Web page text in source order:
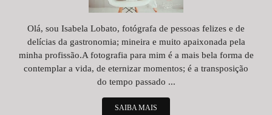
Olá, sou Isabela Lobato, fotógrafa de pessoas felizes e de
delícias da gastronomia; mineira e muito apaixonada pela
minha profissão.A fotografia para mim é a mais bela forma de
contemplar a vida, de eternizar momentos; é a transposição
do tempo passado ...
SAIBA MAIS